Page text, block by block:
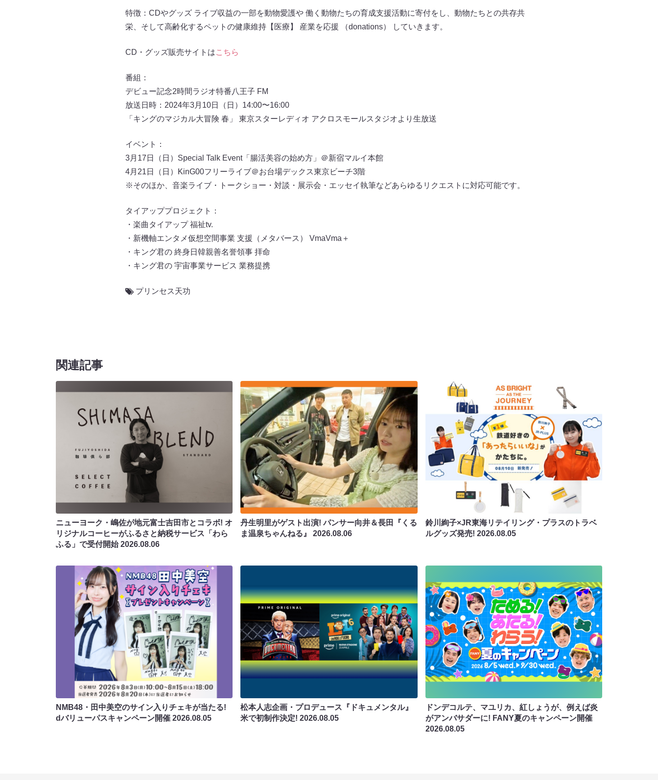
特徴：CDやグッズ ライブ収益の一部を動物愛護や 働く動物たちの育成支援活動に寄付をし、動物たちとの共存共
栄、そして高齢化するペットの健康維持【医療】 産業を応援 （donations） していきます。
CD・グッズ販売サイトはこちら
番組：
デビュー記念2時間ラジオ特番八王子 FM
放送日時：2024年3月10日（日）14:00〜16:00
「キングのマジカル大冒険 春」 東京スターレディオ アクロスモールスタジオより生放送
イベント：
3月17日（日）Special Talk Event「腸活美容の始め方」＠新宿マルイ本館
4月21日（日）KinG00フリーライブ＠お台場デックス東京ビーチ3階
※そのほか、音楽ライブ・トークショー・対談・展示会・エッセイ執筆などあらゆるリクエストに対応可能です。
タイアッププロジェクト：
・楽曲タイアップ 福祉tv.
・新機軸エンタメ仮想空間事業 支援（メタバース） VmaVma＋
・キング君の 終身日韓親善名誉領事 拝命
・キング君の 宇宙事業サービス 業務提携
プリンセス天功
関連記事
ニューヨーク・嶋佐が地元富士吉田市とコラボ! オ
リジナルコーヒーがふるさと納税サービス「わら
ふる」で受付開始2026.08.06
丹生明里がゲスト出演! パンサー向井＆長田『くる
ま温泉ちゃんねる』2026.08.06
鈴川絢子×JR東海リテイリング・プラスのトラベ
ルグッズ発売! 2026.08.05
NMB48・田中美空のサイン入りチェキが当たる!
dバリューパスキャンペーン開催 2026.08.05
松本人志企画・プロデュース『ドキュメンタル』
米で初制作決定!2026.08.05
ドンデコルテ、マユリカ、紅しょうが、例えば炎
がアンバサダーに! FANY夏のキャンペーン開催
2026.08.05